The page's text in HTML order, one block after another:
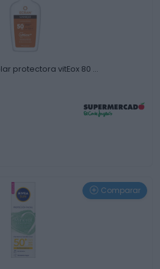
protectora vitEox 80 …
Comparar